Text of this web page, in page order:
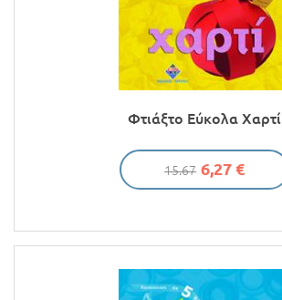
Φτιάξτο Εύκολα Χαρτί
15.67 6,27 €